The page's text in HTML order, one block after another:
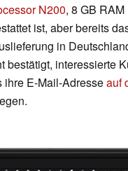
N200, 8 GB
ist, aber bereits
in
bestätigt, interessierte
ihre E-Mail-Adresseauf